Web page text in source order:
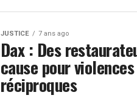
JUSTICE 7 ans ago
Dax : Des
cause pour
réciproques